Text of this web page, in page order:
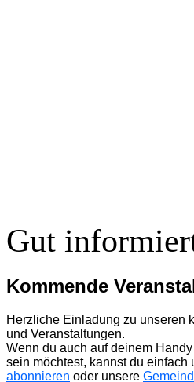
Gut
Kommende
Herzliche Einladung zu unseren
und Veranstaltungen.
Wenn du auch auf deinem
sein möchtest, kannst du einfach
abonnieren oder unsere